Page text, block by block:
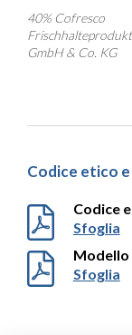
40% Cofresco
GmbH & Co. KG
Codice etico
Codice
Sfoglia
Modello
Sfoglia